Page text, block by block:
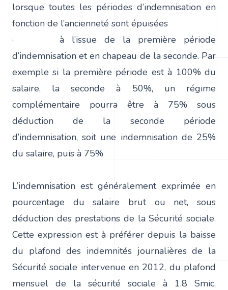
lorsque toutes les périodes d’indemnisation en
fonction de l’ancienneté sont épuisées
· à l’issue de la première période
d’indemnisation et en chapeau de la seconde. Par
exemple si la première période est à 100% du
salaire, la seconde à 50%, un régime
complémentaire pourra être à 75% sous
déduction de la seconde période
d’indemnisation, soit une indemnisation de 25%
du salaire, puis à 75%
L’indemnisation est généralement exprimée en
pourcentage du salaire brut ou net, sous
déduction des prestations de la Sécurité sociale.
Cette expression est à préférer depuis la baisse
du plafond des indemnités journalières de la
Sécurité sociale intervenue en 2012, du plafond
mensuel de la sécurité sociale à 1.8 Smic,